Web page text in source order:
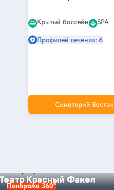
Крытый бассейн SPA
Профилей лечения: 6
Санаторий Восток
Панорама 360°
Красный Факел